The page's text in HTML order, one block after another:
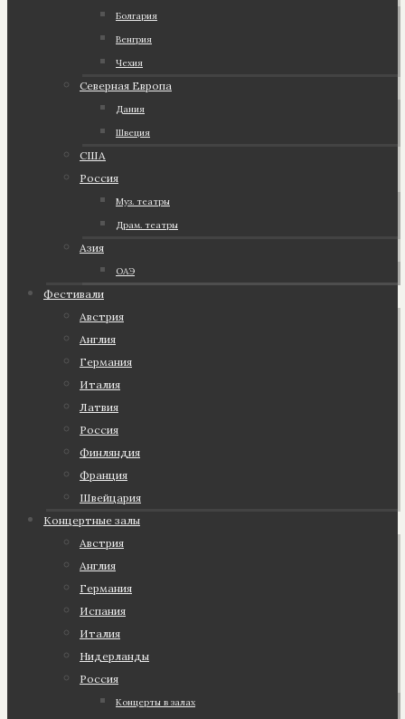
Болгария
Венгрия
Чехия
Северная Европа
Дания
Швеция
США
Россия
Муз. театры
Драм. театры
Азия
ОАЭ
Фестивали
Австрия
Англия
Германия
Италия
Латвия
Россия
Финляндия
Франция
Швейцария
Концертные залы
Австрия
Англия
Германия
Испания
Италия
Нидерланды
Россия
Концерты в залах